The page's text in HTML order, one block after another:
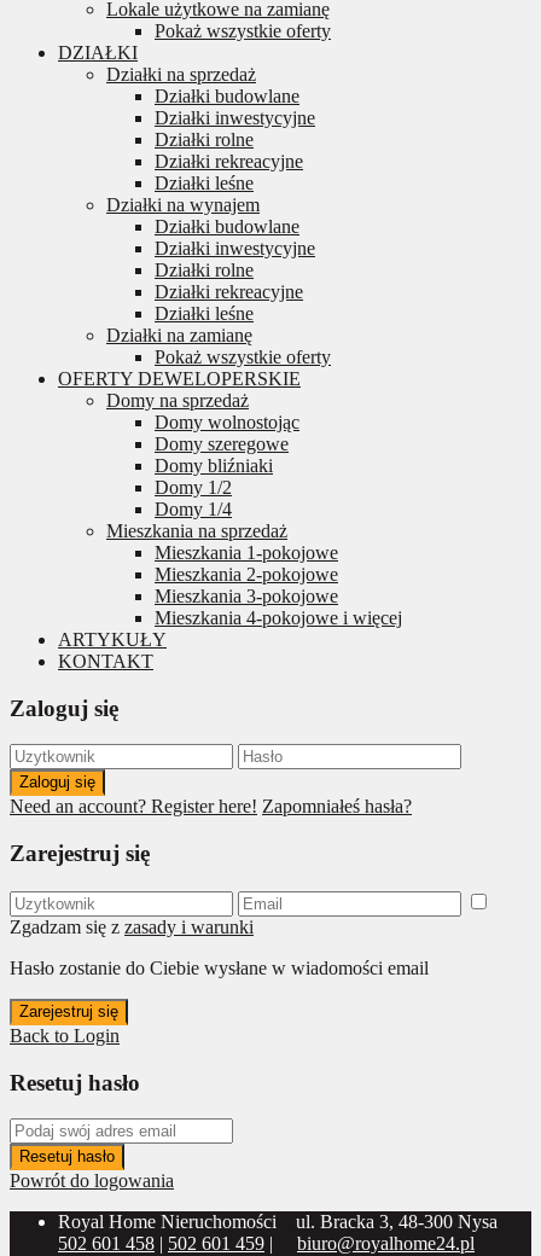
Lokale użytkowe na zamianę
Pokaż wszystkie oferty
DZIAŁKI
Działki na sprzedaż
Działki budowlane
Działki inwestycyjne
Działki rolne
Działki rekreacyjne
Działki leśne
Działki na wynajem
Działki budowlane
Działki inwestycyjne
Działki rolne
Działki rekreacyjne
Działki leśne
Działki na zamianę
Pokaż wszystkie oferty
OFERTY DEWELOPERSKIE
Domy na sprzedaż
Domy wolnostojąc
Domy szeregowe
Domy bliźniaki
Domy 1/2
Domy 1/4
Mieszkania na sprzedaż
Mieszkania 1-pokojowe
Mieszkania 2-pokojowe
Mieszkania 3-pokojowe
Mieszkania 4-pokojowe i więcej
ARTYKUŁY
KONTAKT
Zaloguj się
Zaloguj się
Need an account? Register here! Zapomniałeś hasła?
Zarejestruj się
Zgadzam się z zasady i warunki
Hasło zostanie do Ciebie wysłane w wiadomości email
Zarejestruj się
Back to Login
Resetuj hasło
Resetuj hasło
Powrót do logowania
Royal Home Nieruchomości
ul. Bracka 3, 48-300 Nysa
502 601 458 | 502 601 459 | biuro@royalhome24.pl